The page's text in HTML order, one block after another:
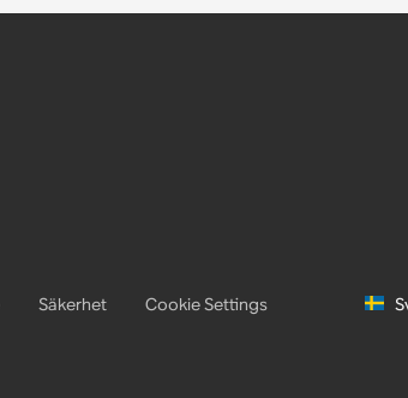
Säkerhet Cookie Settings